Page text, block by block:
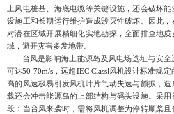
上风电桩基、海底电缆等关键设施，还会破坏
设施工和长期运行维护造成毁灭性破坏。因此
对潜在区域开展精细化实地勘探，全面排查地
域，避开灾害多发地带。
台风是影响海上能源岛及风电场选址与安
可达50-70m/s ，远超IEC ClassⅠ风机设计标准规定
高的风速极易引发风机叶片气动失速与颤振，
载还会冲击能源岛的上部结构与码头设施。采
段：当台风来袭时，需将风机调整为停转顺桨